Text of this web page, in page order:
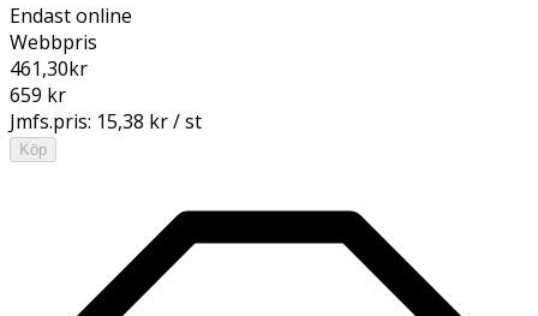
Endast online
Webbpris
461,30kr
659 kr
Jmfs.pris: 15,38 kr / st
Köp